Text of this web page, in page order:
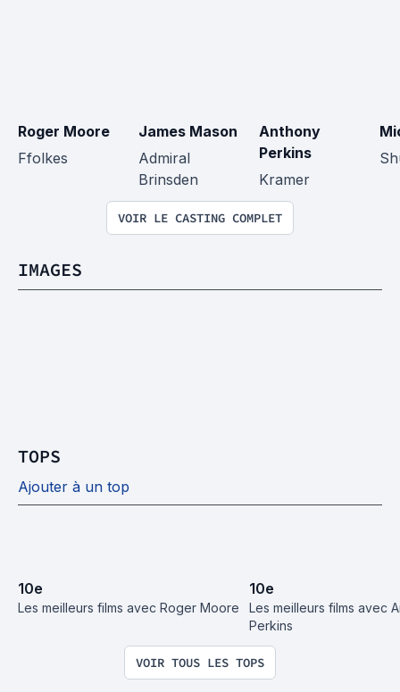
Roger Moore
Ffolkes
James Mason
Admiral
Brinsden
Anthony
Perkins
Kramer
VOIR LE CASTING COMPLET
IMAGES
TOPS
Ajouter à un top
10e
Les meilleurs films avec Roger Moore
10e
Les meilleurs films avec
Perkins
VOIR TOUS LES TOPS